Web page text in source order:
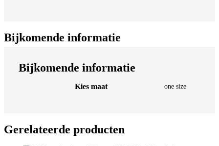
Bijkomende informatie
Bijkomende informatie
Kies maat one size
Gerelateerde producten